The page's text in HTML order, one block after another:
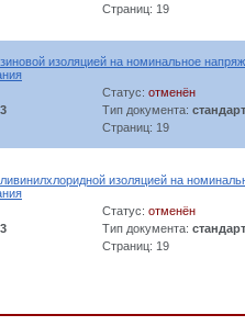
Страниц: 19
изоляцией на номинальное
Статус: отменён
Тип документа: стандарт
Страниц: 19
изоляцией на
Статус: отменён
Тип документа: стандарт
Страниц: 19